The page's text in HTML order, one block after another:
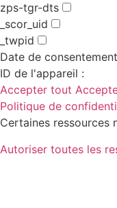
zps-tgr-dts
_scor_uid
_twpid
Date de
ID de l'appareil :
Accepter tout
Politique de
Certaines ressources
Autoriser toutes les